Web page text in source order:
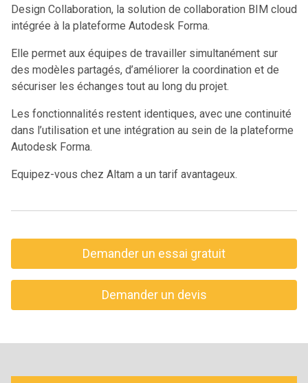
Design Collaboration, la solution de collaboration BIM cloud
intégrée à la plateforme Autodesk Forma.
Elle permet aux équipes de travailler simultanément sur
des modèles partagés, d’améliorer la coordination et de
sécuriser les échanges tout au long du projet.
Les fonctionnalités restent identiques, avec une continuité
dans l’utilisation et une intégration au sein de la plateforme
Autodesk Forma.
Equipez-vous chez Altam a un tarif avantageux.
Demander un essai gratuit
Demander un devis